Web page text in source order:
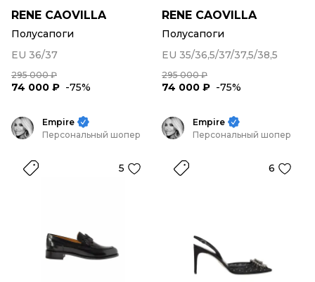
RENE CAOVILLA
Полусапоги
EU 36/37
295 000 ₽
74 000 ₽ -75%
RENE CAOVILLA
Полусапоги
EU 35/36,5/37/37,5/38,5
295 000 ₽
74 000 ₽ -75%
Empire
Персональный шопер
5
Empire
Персональный шопер
6